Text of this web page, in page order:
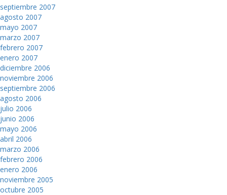
septiembre 2007
agosto 2007
mayo 2007
marzo 2007
febrero 2007
enero 2007
diciembre 2006
noviembre 2006
septiembre 2006
agosto 2006
julio 2006
junio 2006
mayo 2006
abril 2006
marzo 2006
febrero 2006
enero 2006
noviembre 2005
octubre 2005